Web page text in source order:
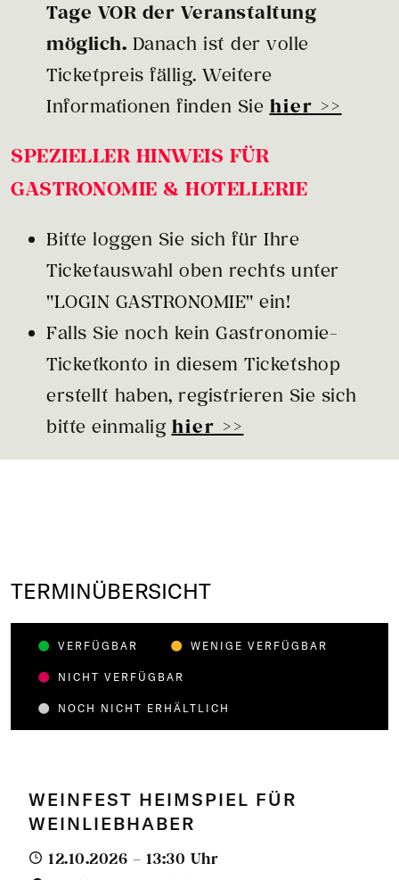
Tage VOR der Veranstaltung
möglich. Danach ist der volle
Ticketpreis fällig. Weitere
Informationen finden Sie hier >>
SPEZIELLER HINWEIS FÜR
GASTRONOMIE & HOTELLERIE
Bitte loggen Sie sich für Ihre
Ticketauswahl oben rechts unter
"LOGIN GASTRONOMIE" ein!
Falls Sie noch kein Gastronomie-
Ticketkonto in diesem Ticketshop
erstellt haben, registrieren Sie sich
bitte einmalig hier >>
TERMINÜBERSICHT
VERFÜGBAR WENIGE VERFÜGBAR
NICHT VERFÜGBAR
NOCH NICHT ERHÄLTLICH
WEINFEST HEIMSPIEL FÜR
WEINLIEBHABER
12.10.2026 – 13:30 Uhr